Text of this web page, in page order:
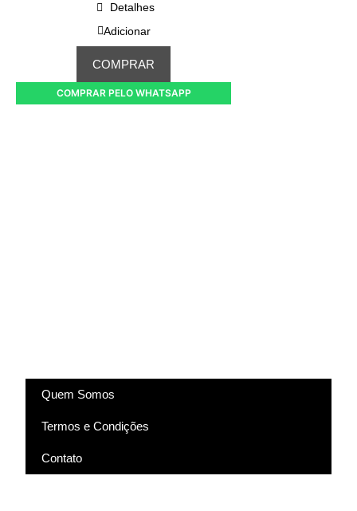
Detalhes
Adicionar
COMPRAR
COMPRAR PELO WHATSAPP
Quem Somos
Termos e Condições
Contato